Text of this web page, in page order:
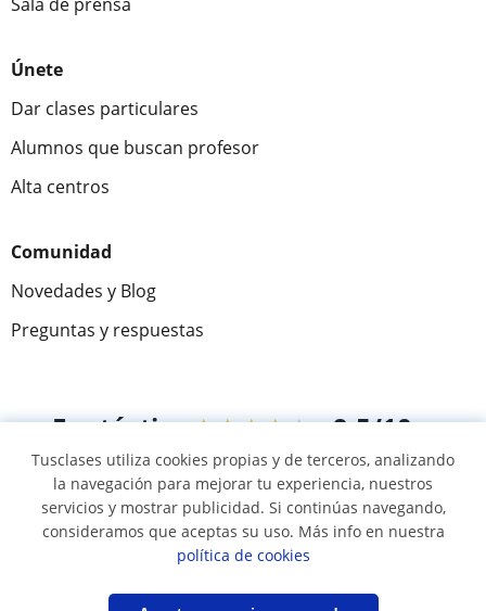
Únete
Dar clases particulares
Alumnos que buscan profesor
Alta centros
Comunidad
Novedades y Blog
Preguntas y respuestas
Fantástica★★★★★ 9,5/10
305994 opiniones de alumnos
© 2007 - 2026 Tusclases.co
Mapa web:Profesores particulares
Tusclases utiliza cookies propias y de terceros, analizando
la navegación para mejorar tu experiencia, nuestros
servicios y mostrar publicidad. Si continúas navegando,
consideramos que aceptas su uso. Más info en nuestra
política de cookies